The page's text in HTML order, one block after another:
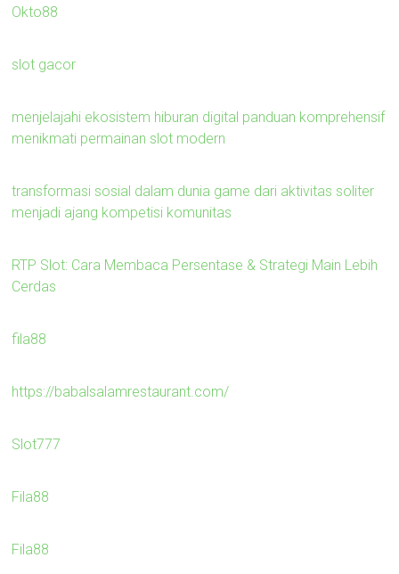
Okto88
slot gacor
menjelajahi ekosistem hiburan digital panduan komprehensif
menikmati permainan slot modern
transformasi sosial dalam dunia game dari aktivitas soliter
menjadi ajang kompetisi komunitas
RTP Slot: Cara Membaca Persentase & Strategi Main Lebih
Cerdas
fila88
https://babalsalamrestaurant.com/
Slot777
Fila88
Fila88